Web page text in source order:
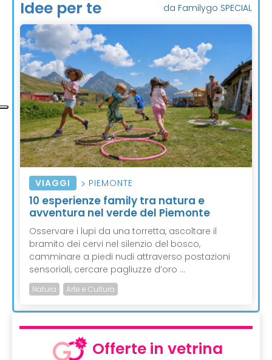
Idee per te da Familygo SPECIAL
VIAGGI PIEMONTE
10 esperienze family tra natura e
avventura nel verde del Piemonte
Osservare i lupi da una torretta, ascoltare il
bramito dei cervi nel silenzio del bosco,
camminare a piedi nudi attraverso postazioni
sensoriali, cercare pagliuzze d’oro ...
Natura Arte e Cultura
Offerte in vetrina